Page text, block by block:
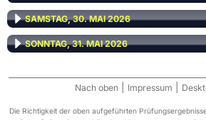
SAMSTAG, 30. MAI 2026
SONNTAG, 31. MAI 2026
Nach oben Impressum
Die Richtigkeit der oben aufgeführten